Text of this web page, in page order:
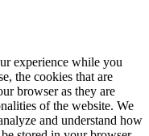
experience while you
the cookies that are
browser as they are
of the website. We
and understand how